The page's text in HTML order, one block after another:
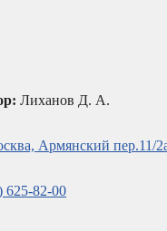
Лиханов Д. А.
Армянский пер.11/
625-82-00